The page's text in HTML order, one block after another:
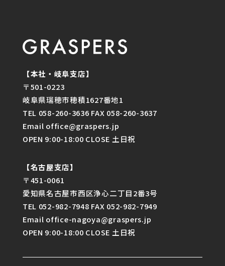
【本社・岐阜支店】
〒501-0223
岐阜県瑞穂市穂積1627番地1
TEL 058-260-3636 FAX 058-260-3637
Email office@graspers.jp
OPEN 9:00-18:00 CLOSE 土日祝
【名古屋支店】
〒451-0061
愛知県名古屋市西区浄心二丁目2番3号
TEL 052-982-7948 FAX 052-982-7949
Email office-nagoya@graspers.jp
OPEN 9:00-18:00 CLOSE 土日祝